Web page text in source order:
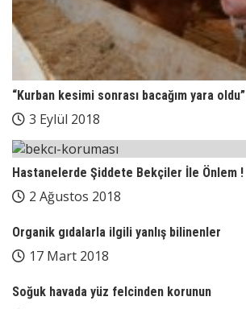
“Kurban kesimi sonrası bacağım yara oldu”
3 Eylül 2018
Hastanelerde Şiddete Bekçiler İle Önlem !
2 Ağustos 2018
Organik gıdalarla ilgili yanlış bilinenler
17 Mart 2018
Soğuk havada yüz felcinden korunun